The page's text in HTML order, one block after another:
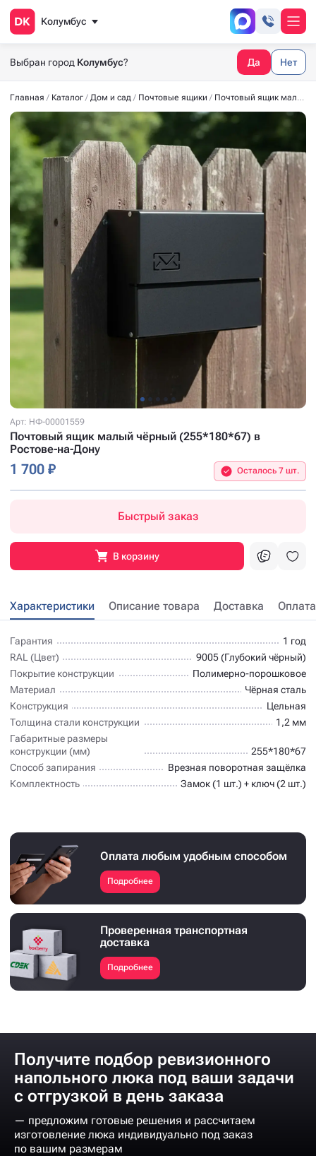
Колумбус
Выбран город Колумбус? Да Нет
Главная Каталог Дом и сад Почтовые ящики Почтовый ящик малый чёрный (255*180*67)
Арт: НФ-00001559
Почтовый ящик малый чёрный (255*180*67) в
Ростове-на-Дону
1 700 ₽ Осталось 7 шт.
Быстрый заказ
В корзину
Характеристики Описание товара Доставка Оплата
Гарантия
1 год
RAL (Цвет)
9005 (Глубокий чёрный)
Покрытие конструкции
Полимерно-порошковое
Материал
Чёрная сталь
Конструкция
Цельная
Толщина стали конструкции
1,2 мм
Габаритные размеры
конструкции (мм)
255*180*67
Способ запирания
Врезная поворотная защёлка
Комплектность
Замок (1 шт.) + ключ (2 шт.)
Оплата любым удобным способом
Подробнее
Проверенная транспортная
доставка
Подробнее
Получите подбор ревизионного
напольного люка под ваши задачи
с отгрузкой в день заказа
— предложим готовые решения и рассчитаем
изготовление люка индивидуально под заказ
по вашим размерам